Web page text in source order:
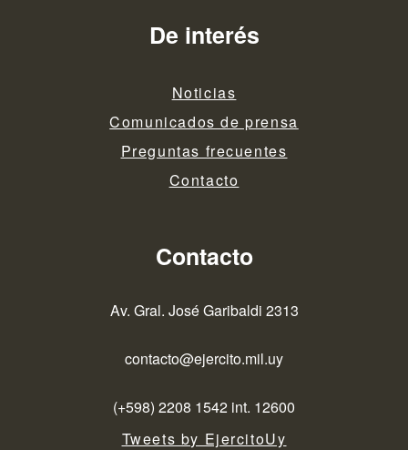
De interés
Noticias
Comunicados de prensa
Preguntas frecuentes
Contacto
Contacto
Av. Gral. José Garibaldi 2313
contacto@ejercito.mil.uy
(+598) 2208 1542 int. 12600
Tweets by EjercitoUy